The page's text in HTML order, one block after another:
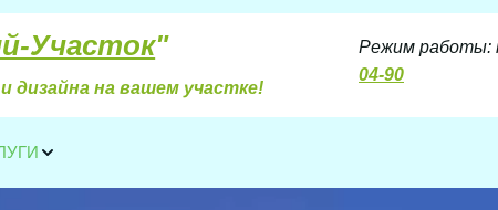
Участок"
дизайна на вашем участке!
Режим работы:
04-90